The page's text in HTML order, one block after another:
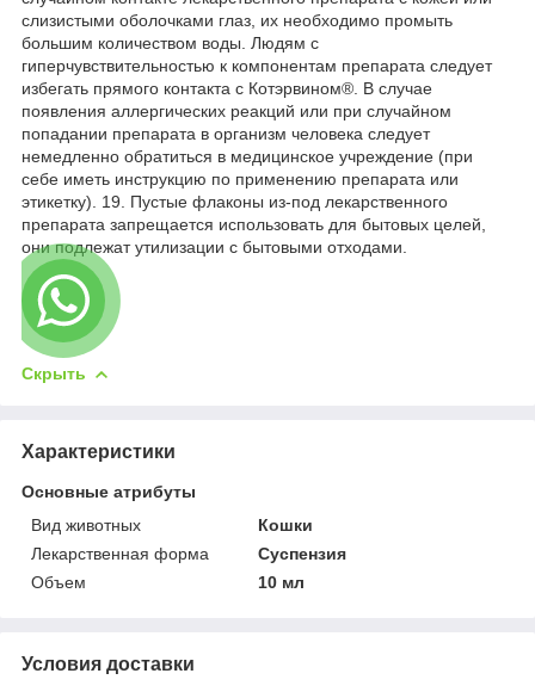
слизистыми оболочками глаз, их необходимо промыть
большим количеством воды. Людям с
гиперчувствительностью к компонентам препарата следует
избегать прямого контакта с Котэрвином®. В случае
появления аллергических реакций или при случайном
попадании препарата в организм человека следует
немедленно обратиться в медицинское учреждение (при
себе иметь инструкцию по применению препарата или
этикетку). 19. Пустые флаконы из-под лекарственного
препарата запрещается использовать для бытовых целей,
они подлежат утилизации с бытовыми отходами.
Скрыть
Характеристики
Основные атрибуты
Вид животных
Кошки
Лекарственная форма
Суспензия
Объем
10 мл
Условия доставки